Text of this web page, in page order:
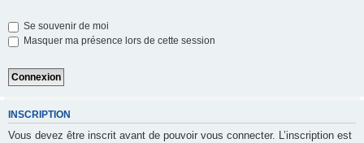
Se souvenir de moi
Masquer ma présence lors de cette session
INSCRIPTION
Vous devez être inscrit avant de pouvoir vous connecter. L’inscription est